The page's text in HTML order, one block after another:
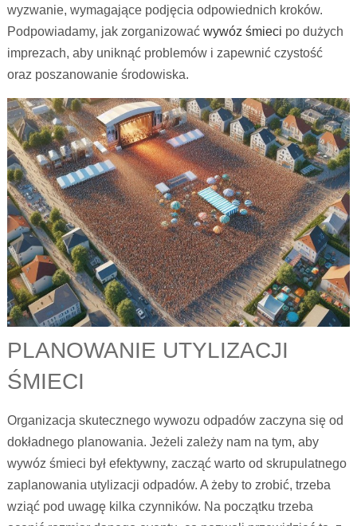
wyzwanie, wymagające podjęcia odpowiednich kroków.
Podpowiadamy, jak zorganizować wywóz śmieci po dużych
imprezach, aby uniknąć problemów i zapewnić czystość
oraz poszanowanie środowiska.
PLANOWANIE UTYLIZACJI
ŚMIECI
Organizacja skutecznego wywozu odpadów zaczyna się od
dokładnego planowania. Jeżeli zależy nam na tym, aby
wywóz śmieci był efektywny, zacząć warto od skrupulatnego
zaplanowania utylizacji odpadów. A żeby to zrobić, trzeba
wziąć pod uwagę kilka czynników. Na początku trzeba